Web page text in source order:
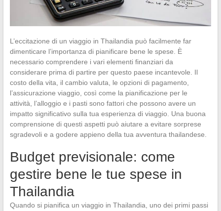
L’eccitazione di un viaggio in Thailandia può facilmente far
dimenticare l’importanza di pianificare bene le spese. È
necessario comprendere i vari elementi finanziari da
considerare prima di partire per questo paese incantevole. Il
costo della vita, il cambio valuta, le opzioni di pagamento,
l’assicurazione viaggio, così come la pianificazione per le
attività, l’alloggio e i pasti sono fattori che possono avere un
impatto significativo sulla tua esperienza di viaggio. Una buona
comprensione di questi aspetti può aiutare a evitare sorprese
sgradevoli e a godere appieno della tua avventura thailandese.
Budget previsionale: come
gestire bene le tue spese in
Thailandia
Quando si pianifica un viaggio in Thailandia, uno dei primi passi